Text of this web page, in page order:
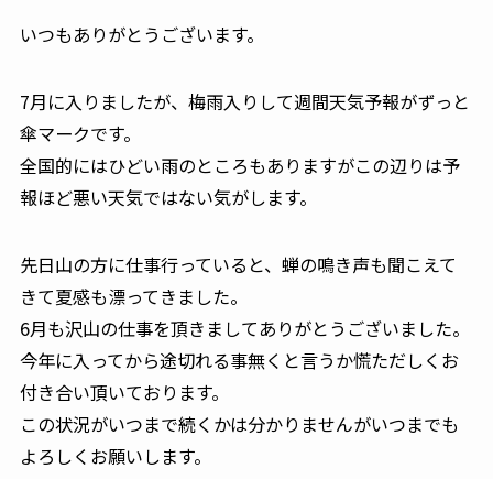
いつもありがとうございます。
7月に入りましたが、梅雨入りして週間天気予報がずっと
傘マークです。
全国的にはひどい雨のところもありますがこの辺りは予
報ほど悪い天気ではない気がします。
先日山の方に仕事行っていると、蝉の鳴き声も聞こえて
きて夏感も漂ってきました。
6月も沢山の仕事を頂きましてありがとうございました。
今年に入ってから途切れる事無くと言うか慌ただしくお
付き合い頂いております。
この状況がいつまで続くかは分かりませんがいつまでも
よろしくお願いします。